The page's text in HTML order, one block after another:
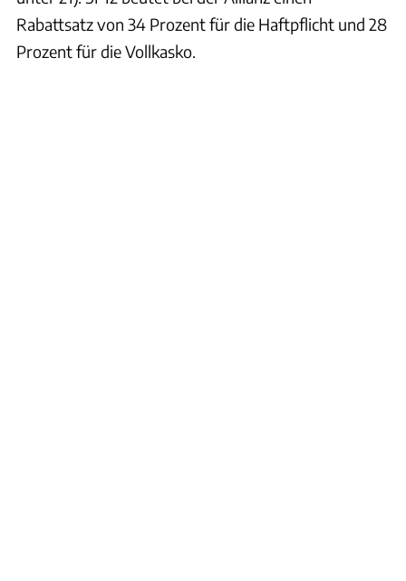
Rabattsatz von 34 Prozent für die Haftpflicht und 28
Prozent für die Vollkasko.